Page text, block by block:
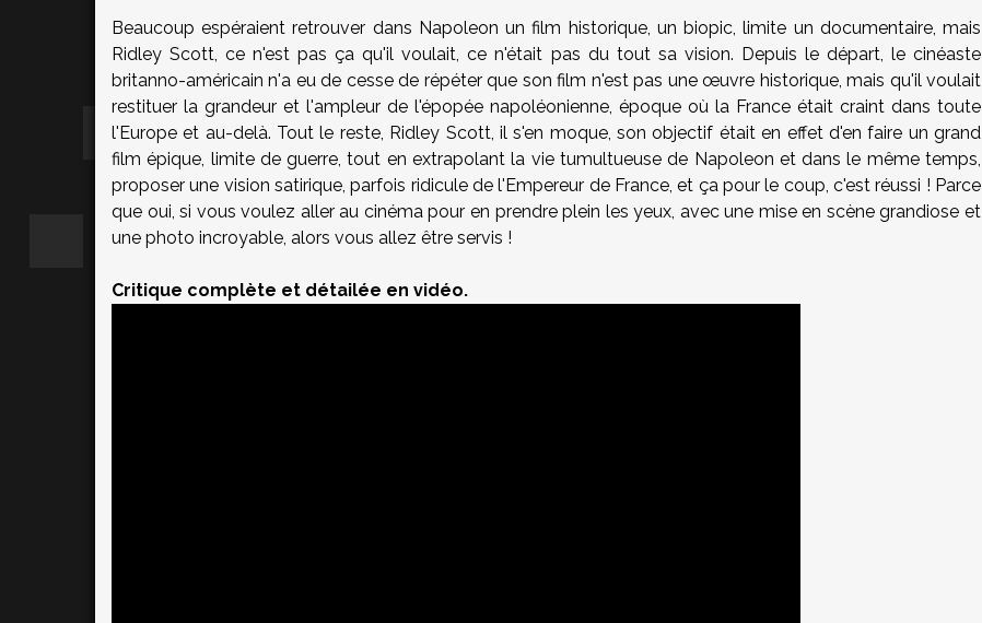
Beaucoup espéraient retrouver dans Napoleon un film historique, un biopic, limite un documentaire, mais
Ridley Scott, ce n'est pas ça qu'il voulait, ce n'était pas du tout sa vision. Depuis le départ, le cinéaste
britanno-américain n'a eu de cesse de répéter que son film n'est pas une œuvre historique, mais qu'il voulait
restituer la grandeur et l'ampleur de l'épopée napoléonienne, époque où la France était craint dans toute
l'Europe et au-delà. Tout le reste, Ridley Scott, il s'en moque, son objectif était en effet d'en faire un grand
film épique, limite de guerre, tout en extrapolant la vie tumultueuse de Napoleon et dans le même temps,
proposer une vision satirique, parfois ridicule de l'Empereur de France, et ça pour le coup, c'est réussi ! Parce
que oui, si vous voulez aller au cinéma pour en prendre plein les yeux, avec une mise en scène grandiose et
une photo incroyable, alors vous allez être servis !
Critique complète et détailée en vidéo.